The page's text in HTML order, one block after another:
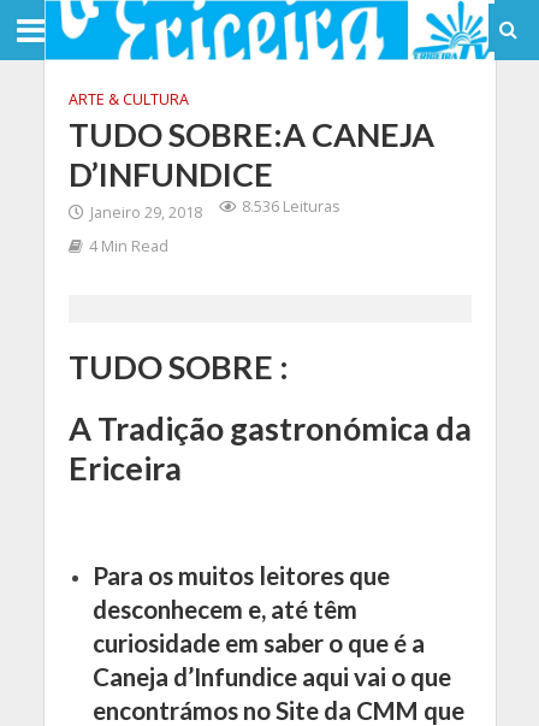
ARTE & CULTURA
TUDO SOBRE:A CANEJA
D’INFUNDICE
Janeiro 29, 2018
8.536 Leituras
4 Min Read
TUDO SOBRE :
A Tradição gastronómica da
Ericeira
Para os muitos leitores que
desconhecem e, até têm
curiosidade em saber o que é a
Caneja d’Infundice aqui vai o que
encontrámos no Site da CMM que